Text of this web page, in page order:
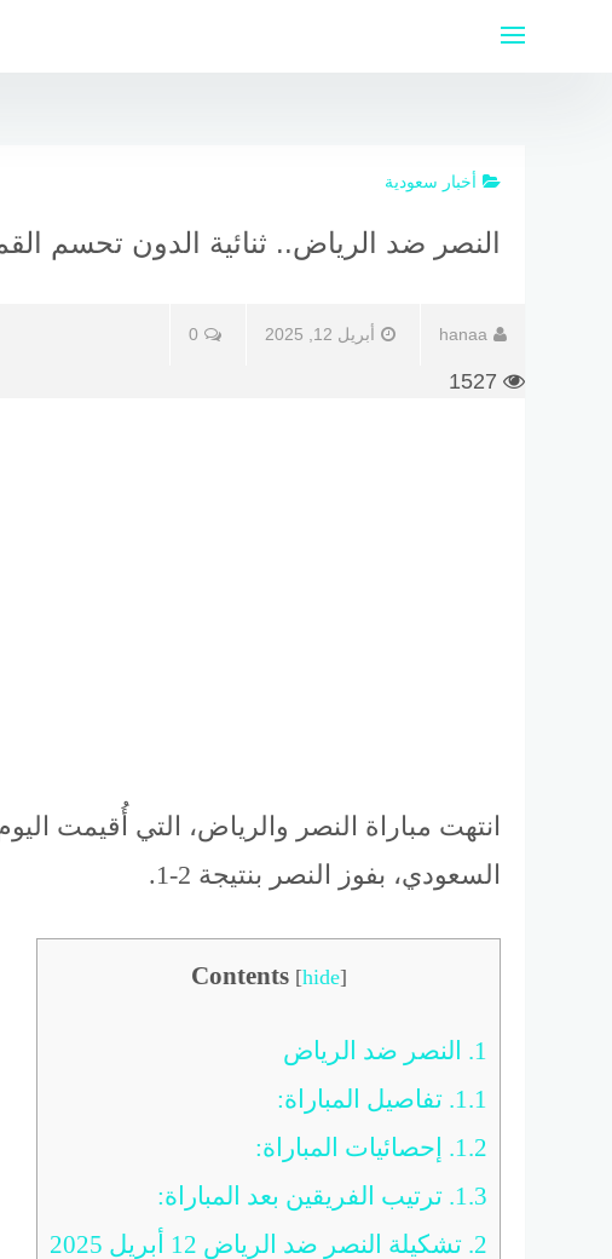
أخبار سعودية
النصر ضد الرياض.. ثنائية الدون تحسم
hanaa أبريل 12, 2025 0
1527
السعودي، بفوز النصر بنتيجة 2-1.
Contents [hide]
1.
النصر ضد الرياض
1.1. تفاصيل المباراة:
1.2.
إحصائيات المباراة:
1.3. ترتيب الفريقين بعد المباراة:
2. تشكيلة النصر ضد الرياض 12 أبريل 2025